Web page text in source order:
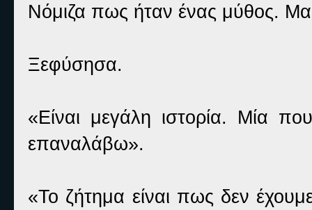
Νόμιζα πως ήταν ένας μύθος.
Ξεφύσησα.
«Είναι μεγάλη ιστορία. Μία
επαναλάβω».
«Το ζήτημα είναι πως δεν